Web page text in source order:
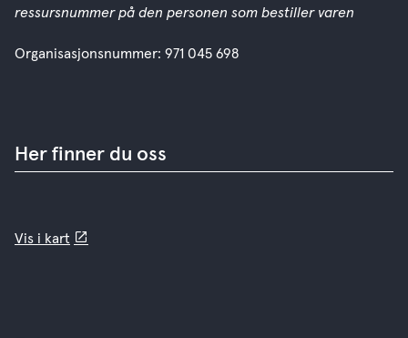
ressursnummer på den personen som bestiller varen
Organisasjonsnummer: 971 045 698
Her finner du oss
Vis i kart